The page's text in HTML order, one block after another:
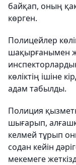
байқап, оның
көрген.
Полицейлер
шақырғанымен
көліктің ішіне
адам табылды.
Полиция
шығарып,
келмей тұрып
содан кейін
мекемеге